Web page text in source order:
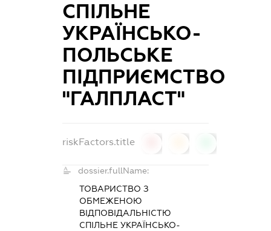
СПІЛЬНЕ
УКРАЇНСЬКО-
ПОЛЬСЬКЕ
ПІДПРИЄМСТВО
"ГАЛПЛАСТ"
riskFactors.title
dossier.fullName:
ТОВАРИСТВО З
ОБМЕЖЕНОЮ
ВІДПОВІДАЛЬНІСТЮ
СПІЛЬНЕ УКРАЇНСЬКО-